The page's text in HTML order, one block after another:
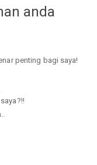
anda
penting bagi saya!